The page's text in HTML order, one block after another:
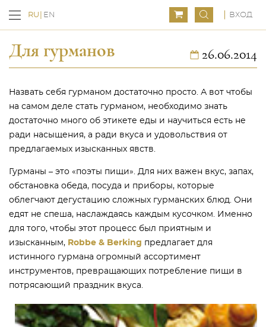
RU EN ВХОД
Для гурманов 26.06.2014
Назвать себя гурманом достаточно просто. А вот чтобы
на самом деле стать гурманом, необходимо знать
достаточно много об этикете еды и научиться есть не
ради насыщения, а ради вкуса и удовольствия от
предлагаемых изысканных явств.
Гурманы – это «поэты пищи». Для них важен вкус, запах,
обстановка обеда, посуда и приборы, которые
облегчают дегустацию сложных гурманских блюд. Они
едят не спеша, наслаждаясь каждым кусочком. Именно
для того, чтобы этот процесс был приятным и
изысканным, Robbe & Berking предлагает для
истинного гурмана огромный ассортимент
инструментов, превращающих потребление пищи в
потрясающий праздник вкуса.